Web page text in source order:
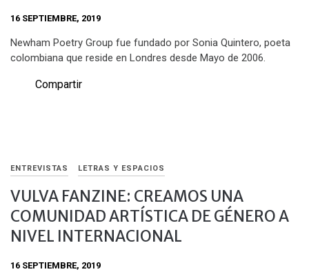
16 SEPTIEMBRE, 2019
Newham Poetry Group fue fundado por Sonia Quintero, poeta
colombiana que reside en Londres desde Mayo de 2006.
Compartir
ENTREVISTAS LETRAS Y ESPACIOS
VULVA FANZINE: CREAMOS UNA
COMUNIDAD ARTÍSTICA DE GÉNERO A
NIVEL INTERNACIONAL
16 SEPTIEMBRE, 2019